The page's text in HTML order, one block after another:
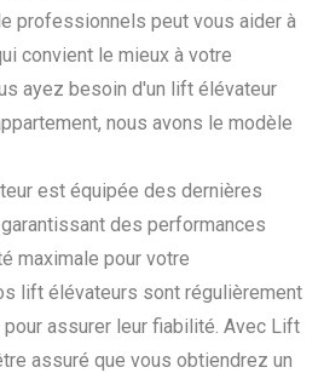
professionnels peut vous aider à
convient le mieux à votre
ayez besoin d'un lift élévateur
nous avons le modèle
est équipée des dernières
des performances
maximale pour votre
lift élévateurs sont régulièrement
assurer leur fiabilité. Avec Lift
assuré que vous obtiendrez un